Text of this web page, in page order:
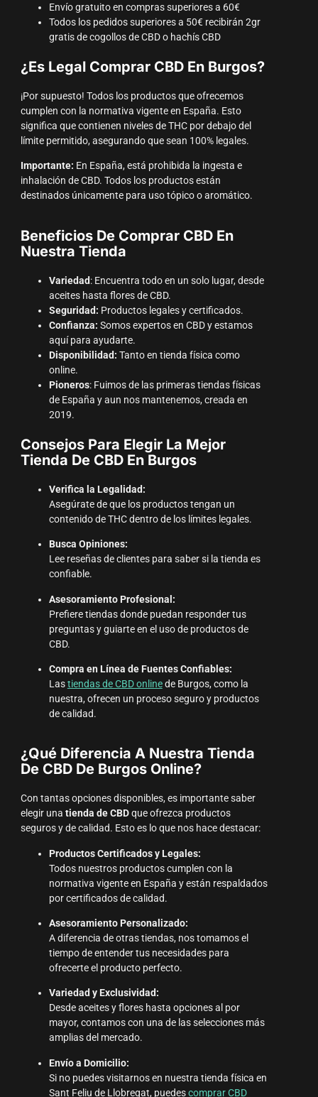
Envío gratuito en compras superiores a 60€
Todos los pedidos superiores a 50€ recibirán 2gr
gratis de cogollos de CBD o hachís CBD
¿Es Legal Comprar CBD En Burgos?
¡Por supuesto! Todos los productos que ofrecemos
cumplen con la normativa vigente en España. Esto
significa que contienen niveles de THC por debajo del
límite permitido, asegurando que sean 100% legales.
Importante: En España, está prohibida la ingesta e
inhalación de CBD. Todos los productos están
destinados únicamente para uso tópico o aromático.
Beneficios De Comprar CBD En
Nuestra Tienda
Variedad: Encuentra todo en un solo lugar, desde
aceites hasta flores de CBD.
Seguridad: Productos legales y certificados.
Confianza: Somos expertos en CBD y estamos
aquí para ayudarte.
Disponibilidad: Tanto en tienda física como
online.
Pioneros: Fuimos de las primeras tiendas físicas
de España y aun nos mantenemos, creada en
2019.
Consejos Para Elegir La Mejor
Tienda De CBD En Burgos
Verifica la Legalidad:
Asegúrate de que los productos tengan un
contenido de THC dentro de los límites legales.
Busca Opiniones:
Lee reseñas de clientes para saber si la tienda es
confiable.
Asesoramiento Profesional:
Prefiere tiendas donde puedan responder tus
preguntas y guiarte en el uso de productos de
CBD.
Compra en Línea de Fuentes Confiables:
Lastiendas de CBD onlinede Burgos, como la
nuestra, ofrecen un proceso seguro y productos
de calidad.
¿Qué Diferencia A Nuestra Tienda
De CBD De Burgos Online?
Con tantas opciones disponibles, es importante saber
elegir una tienda de CBDque ofrezca productos
seguros y de calidad. Esto es lo que nos hace destacar:
Productos Certificados y Legales:
Todos nuestros productos cumplen con la
normativa vigente en España y están respaldados
por certificados de calidad.
Asesoramiento Personalizado:
A diferencia de otras tiendas, nos tomamos el
tiempo de entender tus necesidades para
ofrecerte el producto perfecto.
Variedad y Exclusividad:
Desde aceites y flores hasta opciones al por
mayor, contamos con una de las selecciones más
amplias del mercado.
Envío a Domicilio:
Si no puedes visitarnos en nuestra tienda física en
Sant Feliu de Llobregat, puedescomprar CBD